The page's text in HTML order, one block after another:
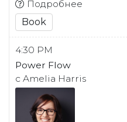
Подробнее
Book
4:30 PM
Power Flow
с Amelia Harris